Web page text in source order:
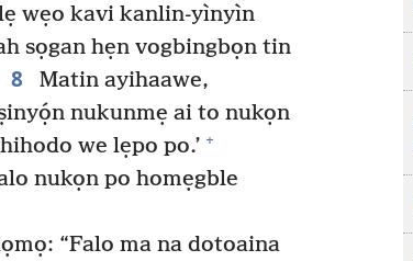
wẹo kavi kanlin-yìnyìn
sọgan hẹn vogbingbọn tin
8
Matin ayihaawe,
nukunmẹ ai to nukọn
we lẹpo po.’ +
nukọn po homẹgble
“Falo ma na dotoaina